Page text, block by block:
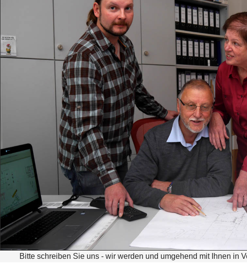
Bitte schreiben Sie uns - wir werden und umgehend mit Ihnen in